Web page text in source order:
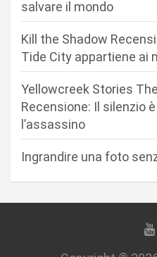
i
salvare il mondo
Kill the Shadow
Tide City appartiene ai
Yellowcreek Stories
Recensione: Il silenzio
l’assassino
Ingrandire una foto